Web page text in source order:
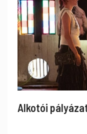
Alkotói